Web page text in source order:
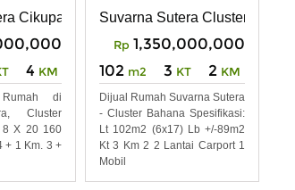
Cikupa Tangerang
4 KM
di
Cluster
8 X 20 160
+ 1 Km. 3 +
Suvarna Sutera Cluster Bahana
Rp 1,350,000,000
102 m2 3 KT 2 KM
Dijual Rumah Suvarna Sutera
- Cluster Bahana Spesifikasi:
Lt 102m2 (6x17) Lb +/-89m2
Kt 3 Km 2 2 Lantai Carport 1
Mobil